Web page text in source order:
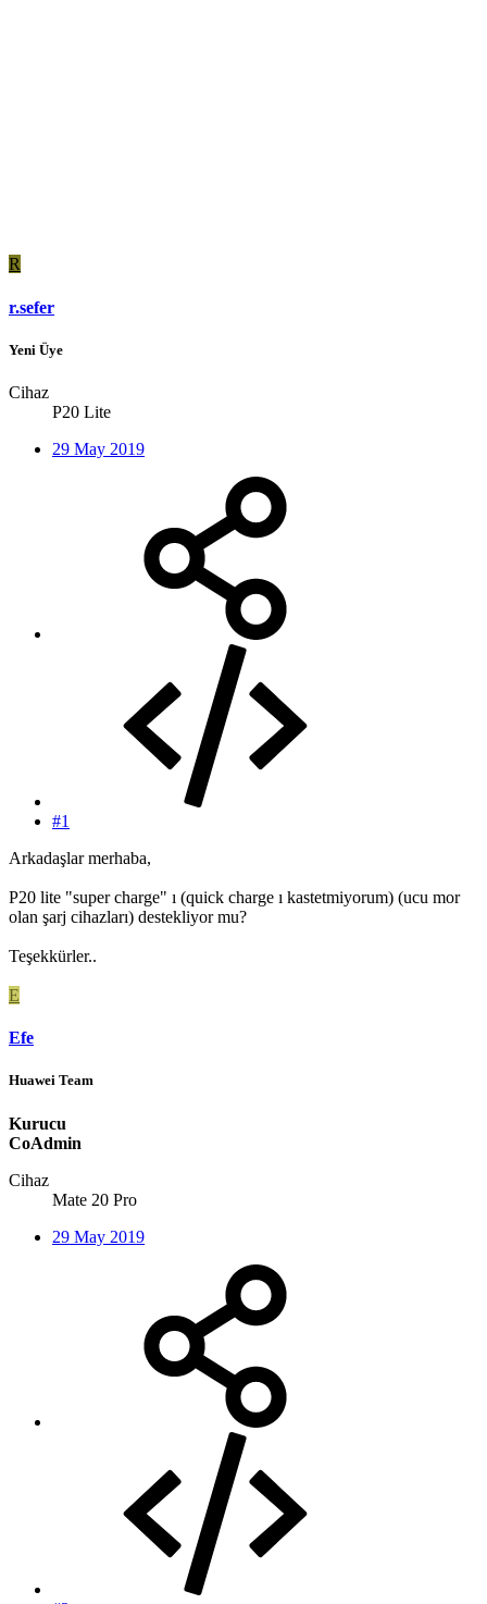
R
r.sefer
Yeni Üye
Cihaz
P20 Lite
29 May 2019
#1
Arkadaşlar merhaba,
P20 lite "super charge" ı (quick charge ı kastetmiyorum) (ucu mor
olan şarj cihazları) destekliyor mu?
Teşekkürler..
E
Efe
Huawei Team
Kurucu
CoAdmin
Cihaz
Mate 20 Pro
29 May 2019